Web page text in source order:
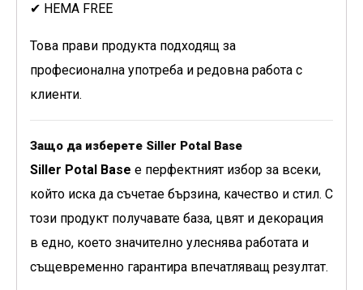
✔ НЕМА FREE
Това прави продукта подходящ за
професионална употреба и редовна работа с
клиенти.
Защо да изберете Siller Potal Base
Siller Potal Base е перфектният избор за всеки,
който иска да съчетае бързина, качество и стил. С
този продукт получавате база, цвят и декорация
в едно, което значително улеснява работата и
същевременно гарантира впечатляващ резултат.